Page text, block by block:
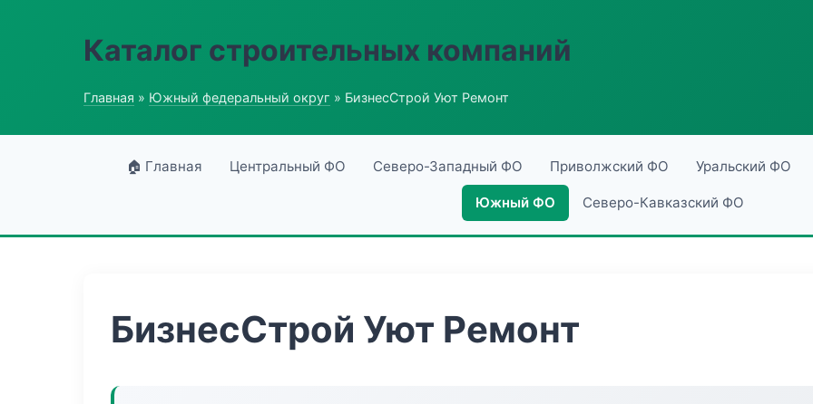
Каталог строительных компаний
Главная » Южный федеральный округ » БизнесСтрой Уют Ремонт
🏠 Главная Центральный ФО Северо-Западный ФО Приволжский ФО Уральский ФО
Южный ФО Северо-Кавказский ФО
БизнесСтрой Уют Ремонт